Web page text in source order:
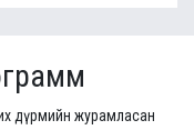
дүрмийн журамласан